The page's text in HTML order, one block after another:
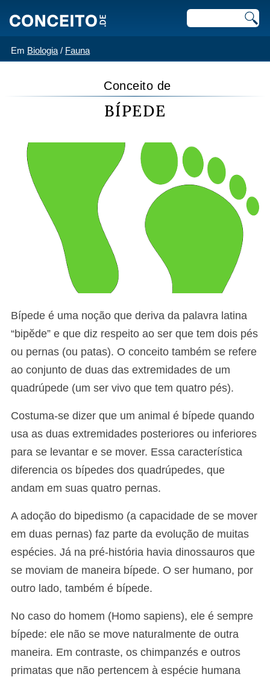
Em Biologia / Fauna
Conceito de
BÍPEDE
Bípede é uma noção que deriva da palavra latina
“bipĕde” e que diz respeito ao ser que tem dois pés
ou pernas (ou patas). O conceito também se refere
ao conjunto de duas das extremidades de um
quadrúpede (um ser vivo que tem quatro pés).
Costuma-se dizer que um animal é bípede quando
usa as duas extremidades posteriores ou inferiores
para se levantar e se mover. Essa característica
diferencia os bípedes dos quadrúpedes, que
andam em suas quatro pernas.
A adoção do bipedismo (a capacidade de se mover
em duas pernas) faz parte da evolução de muitas
espécies. Já na pré-história havia dinossauros que
se moviam de maneira bípede. O ser humano, por
outro lado, também é bípede.
No caso do homem (Homo sapiens), ele é sempre
bípede: ele não se move naturalmente de outra
maneira. Em contraste, os chimpanzés e outros
primatas que não pertencem à espécie humana